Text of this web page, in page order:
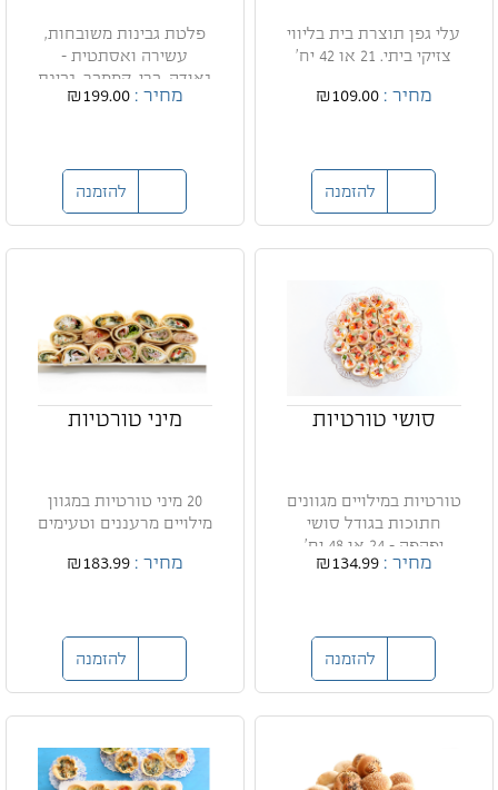
עלי גפן תוצרת בית בליווי
צזיקי ביתי. 21 או 42 יח'
מחיר :₪109.00
להזמנה
פלטת גבינות משובחות,
עשירה ואסתטית -
גאודה, ברי, קממבר, גבינת
עי...מחיר :₪199.00
להזמנה
סושי טורטיות
טורטיות במילויים מגוונים
חתוכות בגודל סושי
יפהפה - 24 או 48 יח'
מחיר :₪134.99
להזמנה
מיני טורטיות
20 מיני טורטיות במגוון
מילויים מרעננים וטעימים
מחיר :₪183.99
להזמנה